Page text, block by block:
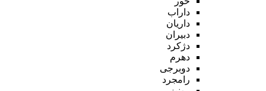
داراب
داریان
دبیران
دژکرد
دهرم
دوبرجی
رامجرد